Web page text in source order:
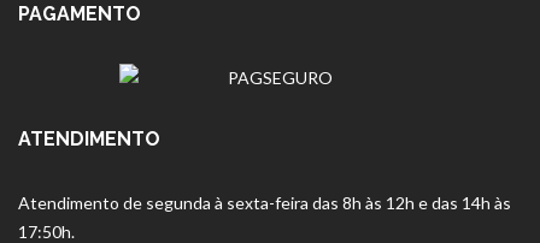
PAGAMENTO
ATENDIMENTO
Atendimento de segunda à sexta-feira das 8h às 12h e das 14h às
17:50h.